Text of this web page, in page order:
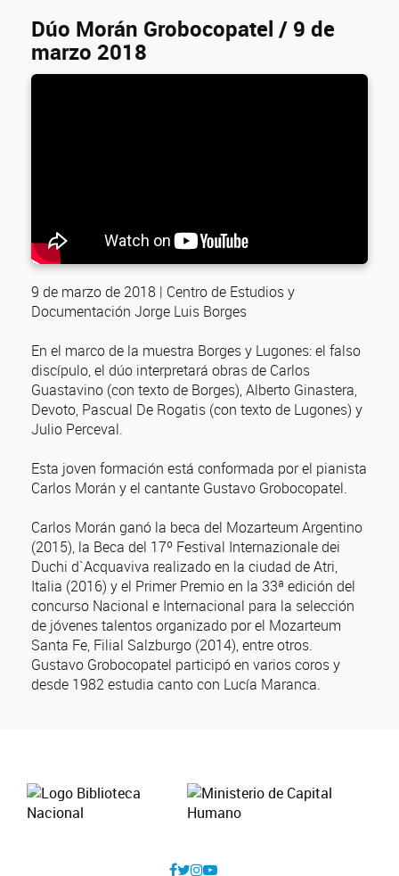
Dúo Morán Grobocopatel / 9 de
marzo 2018
9 de marzo de 2018 | Centro de Estudios y
Documentación Jorge Luis Borges
En el marco de la muestra Borges y Lugones: el falso
discípulo, el dúo interpretará obras de Carlos
Guastavino (con texto de Borges), Alberto Ginastera,
Devoto, Pascual De Rogatis (con texto de Lugones) y
Julio Perceval.
Esta joven formación está conformada por el pianista
Carlos Morán y el cantante Gustavo Grobocopatel.
Carlos Morán ganó la beca del Mozarteum Argentino
(2015), la Beca del 17º Festival Internazionale dei
Duchi d`Acquaviva realizado en la ciudad de Atri,
Italia (2016) y el Primer Premio en la 33ª edición del
concurso Nacional e Internacional para la selección
de jóvenes talentos organizado por el Mozarteum
Santa Fe, Filial Salzburgo (2014), entre otros.
Gustavo Grobocopatel participó en varios coros y
desde 1982 estudia canto con Lucía Maranca.